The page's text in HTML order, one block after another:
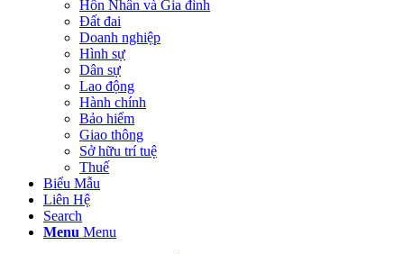
Hôn Nhân và Gia đình
Đất đai
Doanh nghiệp
Hình sự
Dân sự
Lao động
Hành chính
Bảo hiểm
Giao thông
Sở hữu trí tuệ
Thuế
Biểu Mẫu
Liên Hệ
Search
Menu Menu